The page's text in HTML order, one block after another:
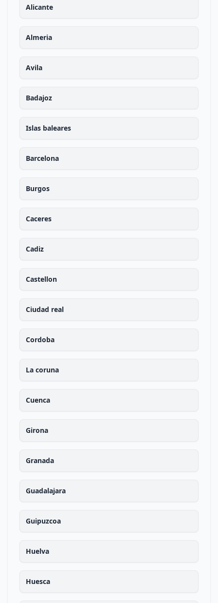
Alicante
Almeria
Avila
Badajoz
Islas baleares
Barcelona
Burgos
Caceres
Cadiz
Castellon
Ciudad real
Cordoba
La coruna
Cuenca
Girona
Granada
Guadalajara
Guipuzcoa
Huelva
Huesca